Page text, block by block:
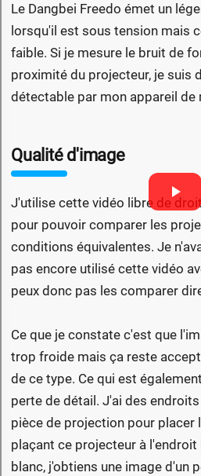
Le Dangbei Freedo émet un
lorsqu'il est sous tension mais
faible. Si je mesure le bruit de
proximité du projecteur, je suis
détectable par mon appareil de
Qualité d'image
J'utilise cette vidéo libre de
pour pouvoir comparer les
conditions équivalentes. Je
pas encore utilisé cette vidéo
peux donc pas les comparer
Ce que je constate c'est que
trop froide mais ça reste
de ce type. Ce qui est
perte de détail. J'ai des
pièce de projection pour placer
plaçant ce projecteur à
blanc, j'obtiens une image d'un